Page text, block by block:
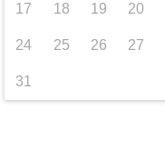
17 18 19 20
24 25 26 27
31